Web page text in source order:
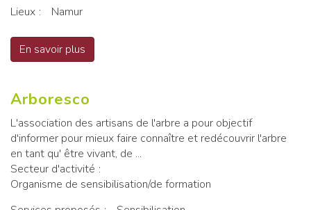
Lieux
Namur
En savoir plus
Arboresco
L'association des artisans de l'arbre a pour objectif
d'informer pour mieux faire connaître et redécouvrir l'arbre
en tant qu' être vivant, de ...
Secteur d'activité
Organisme de sensibilisation/de formation